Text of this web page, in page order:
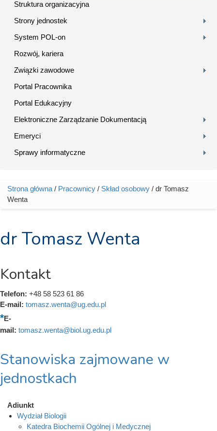
Struktura organizacyjna
Strony jednostek
System POL-on
Rozwój, kariera
Związki zawodowe
Portal Pracownika
Portal Edukacyjny
Elektroniczne Zarządzanie Dokumentacją
Emeryci
Sprawy informatyczne
Jesteś tutaj
Strona główna / Pracownicy / Skład osobowy / dr Tomasz
Wenta
dr Tomasz Wenta
Kontakt
Telefon: +48 58 523 61 86
E-mail: tomasz.wenta@ug.edu.pl
E-
mail: tomasz.wenta@biol.ug.edu.pl
Stanowiska zajmowane w
jednostkach
Adiunkt
Wydział Biologii
Katedra Biochemii Ogólnej i Medycznej